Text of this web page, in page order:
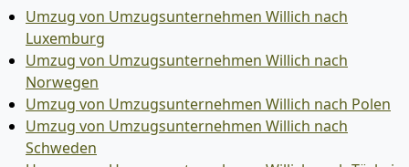
Umzug von Umzugsunternehmen Willich nach
Luxemburg
Umzug von Umzugsunternehmen Willich nach
Norwegen
Umzug von Umzugsunternehmen Willich nach Polen
Umzug von Umzugsunternehmen Willich nach
Schweden